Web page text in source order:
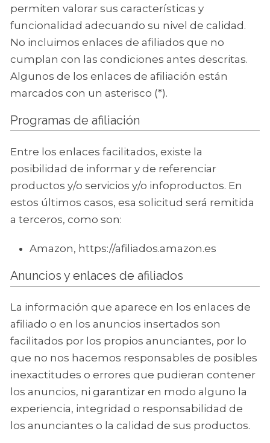
permiten valorar sus características y
funcionalidad adecuando su nivel de calidad.
No incluimos enlaces de afiliados que no
cumplan con las condiciones antes descritas.
Algunos de los enlaces de afiliación están
marcados con un asterisco (*).
Programas de afiliación
Entre los enlaces facilitados, existe la
posibilidad de informar y de referenciar
productos y/o servicios y/o infoproductos. En
estos últimos casos, esa solicitud será remitida
a terceros, como son:
Amazon, https://afiliados.amazon.es
Anuncios y enlaces de afiliados
La información que aparece en los enlaces de
afiliado o en los anuncios insertados son
facilitados por los propios anunciantes, por lo
que no nos hacemos responsables de posibles
inexactitudes o errores que pudieran contener
los anuncios, ni garantizar en modo alguno la
experiencia, integridad o responsabilidad de
los anunciantes o la calidad de sus productos.